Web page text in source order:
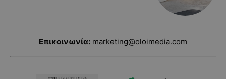
Επικοινωνία: marketing@oloimedia.com